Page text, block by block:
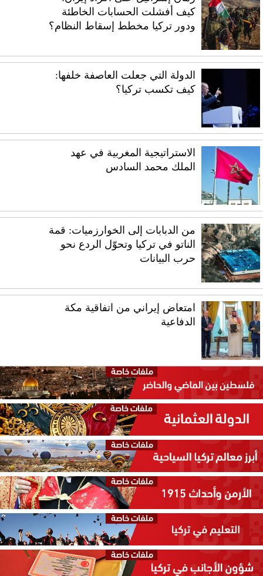
كيف أفشلت الحسابات الخاطئة
ودور تركيا مخطط إسقاط النظام؟
الدولة التي جعلت العاصفة خلفها:
كيف تكسب تركيا؟
الاستراتيجية المغربية في عهد
الملك محمد السادس
من الدبابات إلى الخوارزميات: قمة
الناتو في تركيا وتحوّل الردع نحو
حرب البيانات
امتعاض إيراني من اتفاقية مكة
الدفاعية